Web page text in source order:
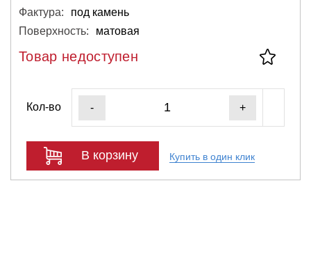
Фактура:
под камень
Поверхность:
матовая
Товар недоступен
Кол-во - +
В корзину Купить в один клик